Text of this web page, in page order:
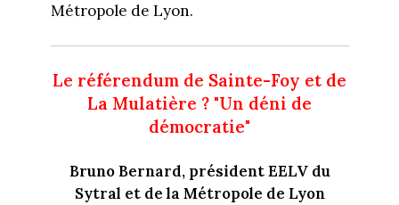
Métropole de Lyon.
Le référendum de Sainte-Foy et de
La Mulatière ? "Un déni de
démocratie"
Bruno Bernard, président EELV du
Sytral et de la Métropole de Lyon